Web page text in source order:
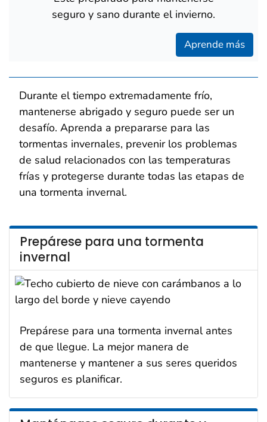
seguro y sano durante el invierno.
Aprende más
Durante el tiempo extremadamente frío,
mantenerse abrigado y seguro puede ser un
desafío. Aprenda a prepararse para las
tormentas invernales, prevenir los problemas
de salud relacionados con las temperaturas
frías y protegerse durante todas las etapas de
una tormenta invernal.
Prepárese para una tormenta
invernal
Prepárese para una tormenta invernal antes
de que llegue. La mejor manera de
mantenerse y mantener a sus seres queridos
seguros es planificar.